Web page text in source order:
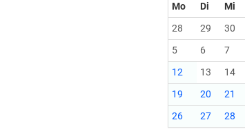
Mo Di Mi
28
29 30
5
6 7
12
13 14
19
20 21
26
27 28